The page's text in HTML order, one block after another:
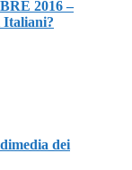
2016 –
Italiani?
dei